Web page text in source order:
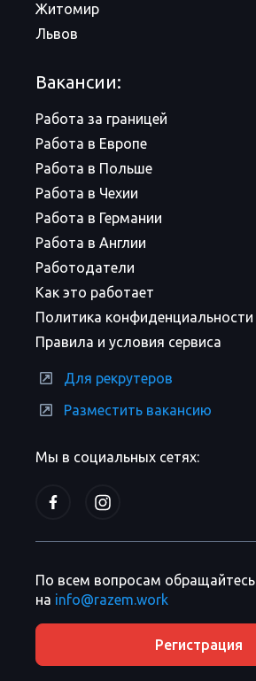
Мы в социальных сетях:
Житомир
Львов
Вакансии:
Работа за границей
Работа в Европе
Работа в Польше
Работа в Чехии
Работа в Германии
Работа в Англии
Работодатели
Как это работает
Политика конфиденциальности
Правила и условия сервиса
Для рекрутеров
Разместить вакансию
По всем вопросам обращайтесь
на info@razem.work
Регистрация